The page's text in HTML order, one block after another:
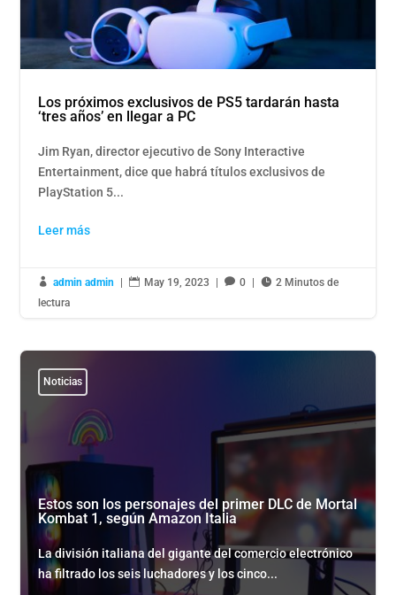
Los próximos exclusivos de PS5 tardarán hasta
‘tres años’ en llegar a PC
Jim Ryan, director ejecutivo de Sony Interactive
Entertainment, dice que habrá títulos exclusivos de
PlayStation 5...
Leer más
 admin admin |  May 19, 2023 |  0 |  2 Minutos de
lectura
Noticias
Estos son los personajes del primer DLC de Mortal
Kombat 1, según Amazon Italia
La división italiana del gigante del comercio electrónico
ha filtrado los seis luchadores y los cinco...